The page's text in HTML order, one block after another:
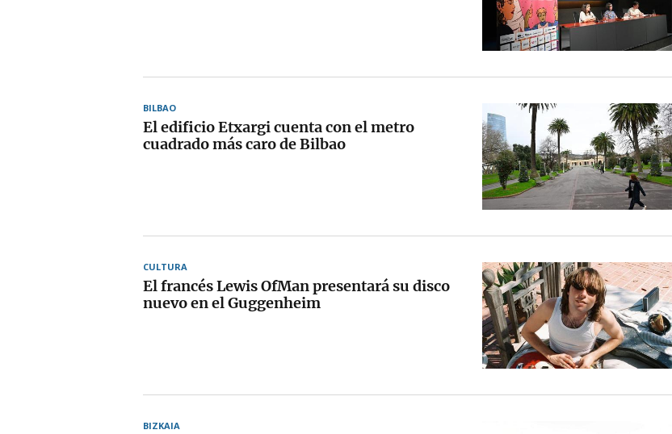
BILBAO
El edificio Etxargi cuenta con el metro
cuadrado más caro de Bilbao
CULTURA
El francés Lewis OfMan presentará su disco
nuevo en el Guggenheim
BIZKAIA